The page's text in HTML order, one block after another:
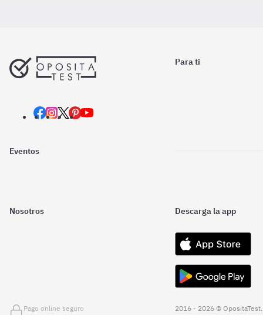
Para ti
Eventos
Nosotros Descarga la app
Pago online seguro
2016 - 2026 © OpositaTest.